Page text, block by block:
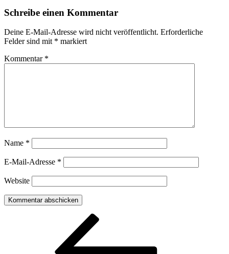
Schreibe einen Kommentar
Deine E-Mail-Adresse wird nicht veröffentlicht. Erforderliche
Felder sind mit * markiert
Kommentar *
Name *
E-Mail-Adresse *
Website
Beitragsnavigation